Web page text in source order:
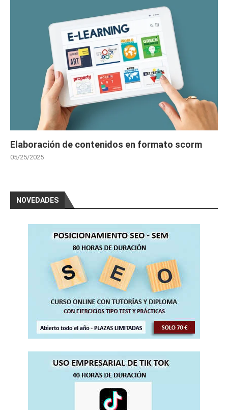
Elaboración de contenidos en formato scorm
05/25/2025
NOVEDADES